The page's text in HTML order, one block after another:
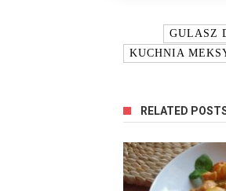
GULASZ
KUCHNIA
RELATED